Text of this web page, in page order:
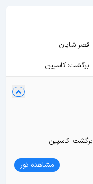
قصر شایان
برگشت: کاسپین
برگشت: کاسپین
مشاهده تور